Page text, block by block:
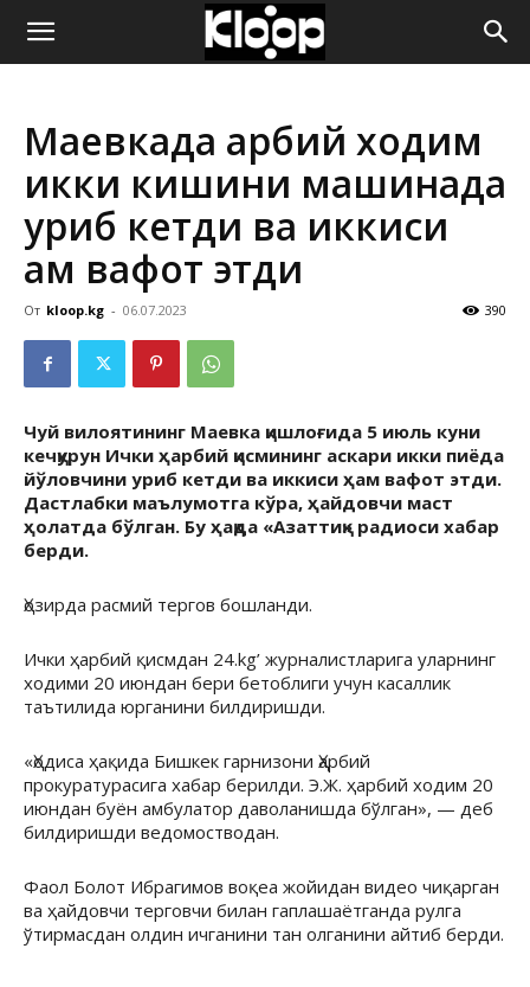
ҚИРҒИЗИСТОН
ЯНГИЛИКЛАРИ
Маевкада ҳарбий ходим
икки кишини машинада
уриб кетди ва иккиси
ҳам вафот этди
От kloop.kg - 06.07.2023 390
Чуй вилоятининг Маевка қишлоғида 5 июль куни
кечқурун Ички ҳарбий қисмининг аскари икки пиёда
йўловчини уриб кетди ва иккиси ҳам вафот этди.
Дастлабки маълумотга кўра, ҳайдовчи маст
ҳолатда бўлган. Бу ҳақда «Азаттиқ» радиоси хабар
берди.
Ҳозирда расмий тергов бошланди.
Ички ҳарбий қисмдан 24.kg’ журналистларига уларнинг
ходими 20 июндан бери бетоблиги учун касаллик
таътилида юрганини билдиришди.
«Ҳодиса ҳақида Бишкек гарнизони Ҳарбий
прокуратурасига хабар берилди. Э.Ж. ҳарбий ходим 20
июндан буён амбулатор даволанишда бўлган», — деб
билдиришди ведомостводан.
Фаол Болот Ибрагимов воқеа жойидан видео чиқарган
ва ҳайдовчи терговчи билан гаплашаётганда рулга
ўтирмасдан олдин ичганини тан олганини айтиб берди.